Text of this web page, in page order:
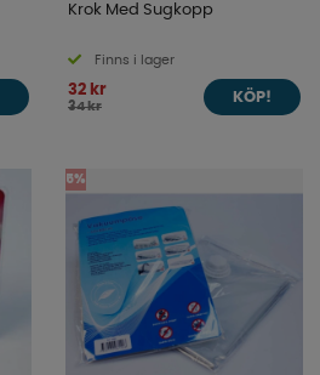
Krok Med Sugkopp
Finns i lager
32 kr
34 kr
KÖP!
5%